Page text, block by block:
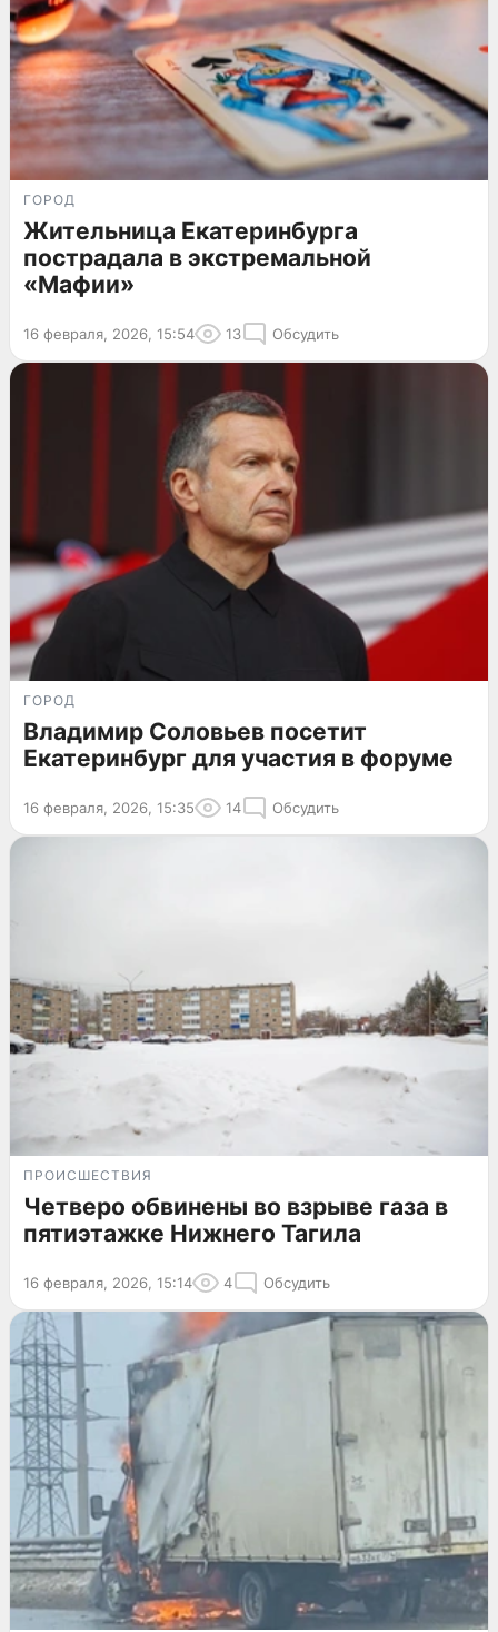
ГОРОД
Жительница Екатеринбурга
пострадала в экстремальной
«Мафии»
16 февраля, 2026, 15:54 13 Обсудить
ГОРОД
Владимир Соловьев посетит
Екатеринбург для участия в форуме
16 февраля, 2026, 15:35 14 Обсудить
ПРОИСШЕСТВИЯ
Четверо обвинены во взрыве газа в
пятиэтажке Нижнего Тагила
16 февраля, 2026, 15:14 4 Обсудить